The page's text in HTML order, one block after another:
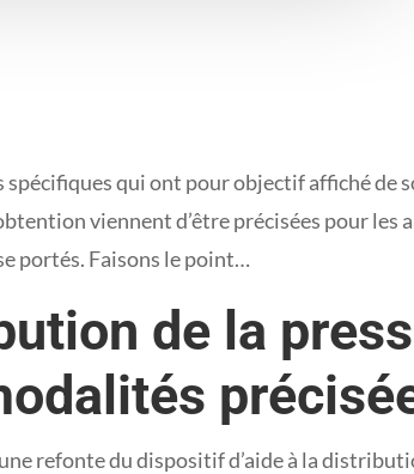
spécifiques qui ont pour objectif affiché
viennent d’être précisées pour
portés. Faisons le point…
de la
refonte du dispositif d’aide à la